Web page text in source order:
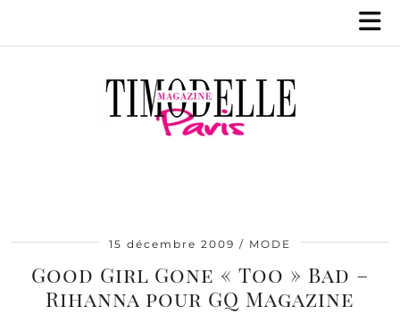
15 décembre 2009 MODE
Good Girl Gone « Too » Bad –
Rihanna pour GQ Magazine